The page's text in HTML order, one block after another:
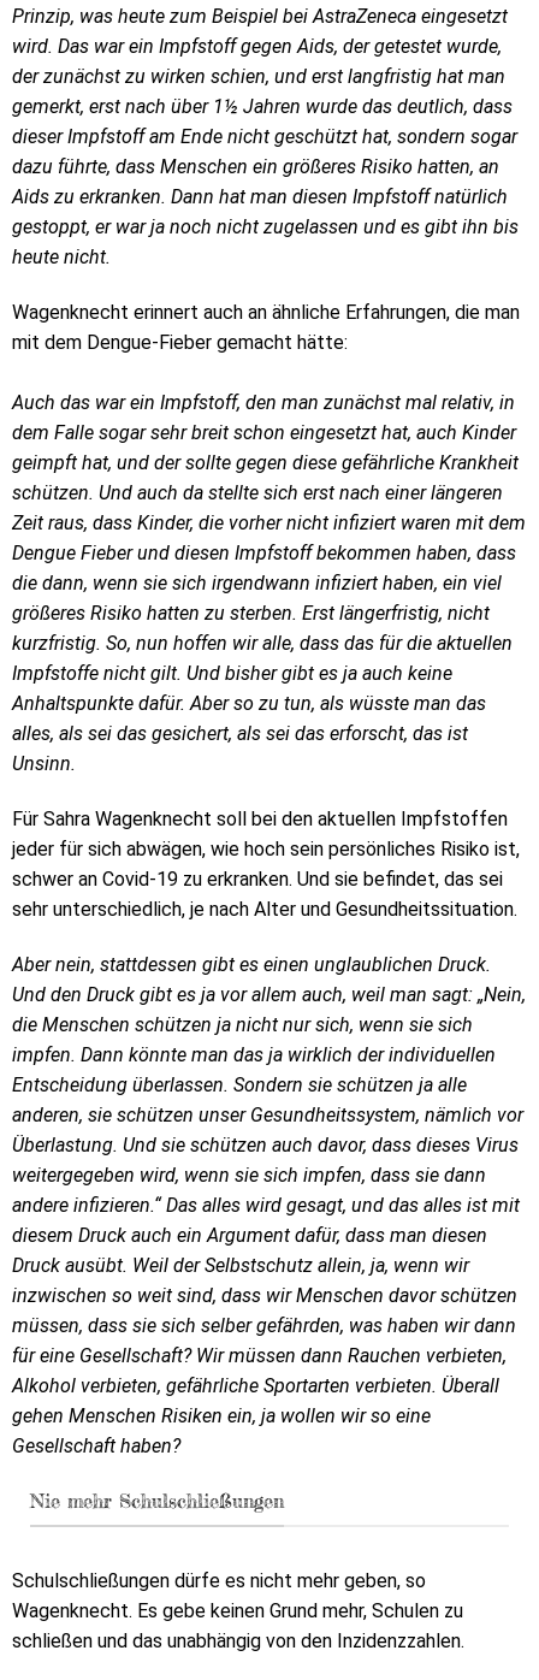
Prinzip, was heute zum Beispiel bei AstraZeneca eingesetzt
wird. Das war ein Impfstoff gegen Aids, der getestet wurde,
der zunächst zu wirken schien, und erst langfristig hat man
gemerkt, erst nach über 1½ Jahren wurde das deutlich, dass
dieser Impfstoff am Ende nicht geschützt hat, sondern sogar
dazu führte, dass Menschen ein größeres Risiko hatten, an
Aids zu erkranken. Dann hat man diesen Impfstoff natürlich
gestoppt, er war ja noch nicht zugelassen und es gibt ihn bis
heute nicht.
Wagenknecht erinnert auch an ähnliche Erfahrungen, die man
mit dem Dengue-Fieber gemacht hätte:
Auch das war ein Impfstoff, den man zunächst mal relativ, in
dem Falle sogar sehr breit schon eingesetzt hat, auch Kinder
geimpft hat, und der sollte gegen diese gefährliche Krankheit
schützen. Und auch da stellte sich erst nach einer längeren
Zeit raus, dass Kinder, die vorher nicht infiziert waren mit dem
Dengue Fieber und diesen Impfstoff bekommen haben, dass
die dann, wenn sie sich irgendwann infiziert haben, ein viel
größeres Risiko hatten zu sterben. Erst längerfristig, nicht
kurzfristig. So, nun hoffen wir alle, dass das für die aktuellen
Impfstoffe nicht gilt. Und bisher gibt es ja auch keine
Anhaltspunkte dafür. Aber so zu tun, als wüsste man das
alles, als sei das gesichert, als sei das erforscht, das ist
Unsinn.
Für Sahra Wagenknecht soll bei den aktuellen Impfstoffen
jeder für sich abwägen, wie hoch sein persönliches Risiko ist,
schwer an Covid-19 zu erkranken. Und sie befindet, das sei
sehr unterschiedlich, je nach Alter und Gesundheitssituation.
Aber nein, stattdessen gibt es einen unglaublichen Druck.
Und den Druck gibt es ja vor allem auch, weil man sagt: „Nein,
die Menschen schützen ja nicht nur sich, wenn sie sich
impfen. Dann könnte man das ja wirklich der individuellen
Entscheidung überlassen. Sondern sie schützen ja alle
anderen, sie schützen unser Gesundheitssystem, nämlich vor
Überlastung. Und sie schützen auch davor, dass dieses Virus
weitergegeben wird, wenn sie sich impfen, dass sie dann
andere infizieren.“ Das alles wird gesagt, und das alles ist mit
diesem Druck auch ein Argument dafür, dass man diesen
Druck ausübt. Weil der Selbstschutz allein, ja, wenn wir
inzwischen so weit sind, dass wir Menschen davor schützen
müssen, dass sie sich selber gefährden, was haben wir dann
für eine Gesellschaft? Wir müssen dann Rauchen verbieten,
Alkohol verbieten, gefährliche Sportarten verbieten. Überall
gehen Menschen Risiken ein, ja wollen wir so eine
Gesellschaft haben?
Nie mehr Schulschließungen
Schulschließungen dürfe es nicht mehr geben, so
Wagenknecht. Es gebe keinen Grund mehr, Schulen zu
schließen und das unabhängig von den Inzidenzzahlen.